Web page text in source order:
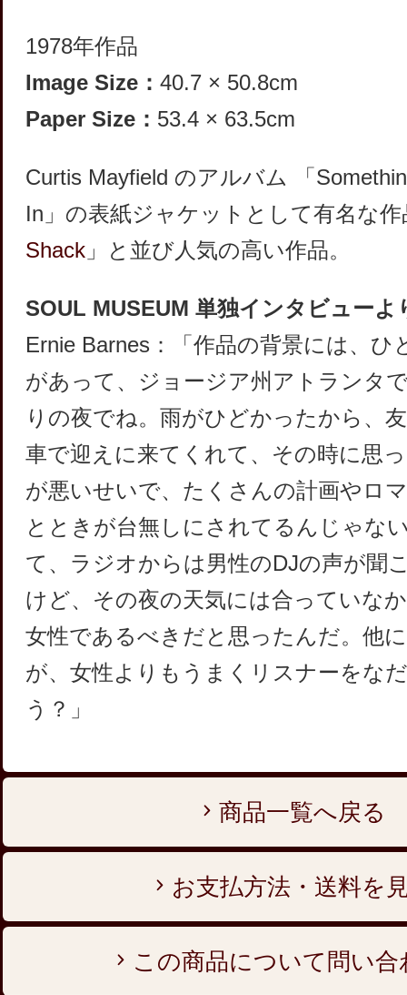
1978年作品
Image Size： 40.7 × 50.8cm
Paper Size： 53.4 × 63.5cm
Curtis Mayfield のアルバム 「
In」の表紙ジャケットとして有名な作
Shack 」と並び人気の高い作品。
SOUL MUSEUM 単独インタビューよ
Ernie Barnes：「作品の背景には、ひ
があって、ジョージア州アトランタ
りの夜でね。雨がひどかったから、
車で迎えに来てくれて、その時に思
が悪いせいで、たくさんの計画やロ
とときが台無しにされてるんじゃな
て、ラジオからは男性のDJの声が聞
けど、その夜の天気には合っていな
女性であるべきだと思ったんだ。他
が、女性よりもうまくリスナーをな
う？」
商品一覧へ戻る
お支払方法・送料を
この商品について問い合